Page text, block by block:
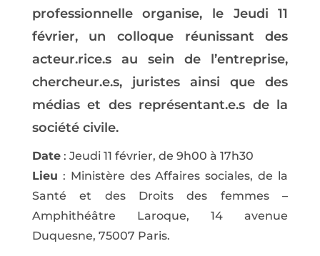
professionnelle organise, le Jeudi 11
février, un colloque réunissant des
acteur.rice.s au sein de l’entreprise,
chercheur.e.s, juristes ainsi que des
médias et des représentant.e.s de la
société civile.
Date: Jeudi 11 février, de 9h00 à 17h30
Lieu : Ministère des Affaires sociales, de la
Santé et des Droits des femmes –
Amphithéâtre Laroque, 14 avenue
Duquesne, 75007 Paris.